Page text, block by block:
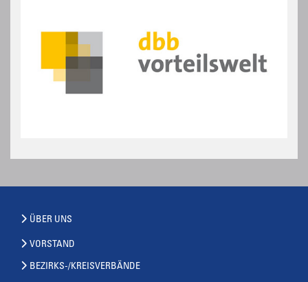
ÜBER UNS
VORSTAND
BEZIRKS-/KREISVERBÄNDE